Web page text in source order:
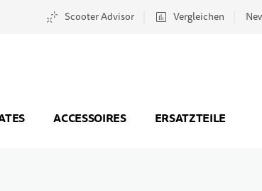
Scooter Advisor Vergleichen
ACCESSOIRES ERSATZTEILE